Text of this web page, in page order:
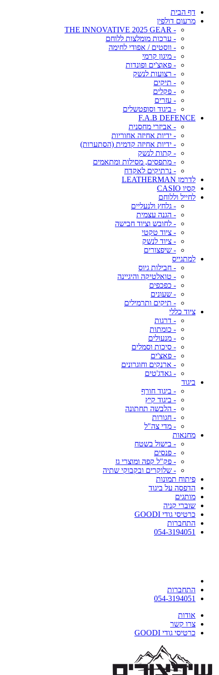
דף הבית
מרעום דולפין
- THE INNOVATIVE 2025 GEAR
- ערכות מומלצות ללוחם
- ווסטים / אפודי לחימה
- מיגון קרמי
- פאוצ'ים ופונדות
- רצועות לנשק
- תיקים
- פקלים
- עזרים
- ביגוד וסופטשלים
F.A.B DEFENCE
- אביזרי מחסנית
- ידיות אחיזה אחוריות
- ידיות אחיזה קדמית (הסתערות)
- קתות לנשק
- מתפסים, מסילות ומתאמים
- נרתיקים לאקדח
לדרמן LEATHERMAN
קסיו CASIO
לחייל וללוחם
- גלחץ ולנעליים
- הגנה עצמית
- לחובש וציוד חבישה
- ציוד טקטי
- ציוד לנשק
- שיפצורים
למתגייס
- חבילות גיוס
- טואלטיקה והיגיינה
- כפכפים
- שעונים
- תיקים ותרמילים
ציוד כללי
- דרגות
- כומתות
- מנעולים
- סיכות וסמלים
- פאצ'ים
- ארנקים וחוגרונים
- גאדג'טים
ביגוד
- ביגוד חורף
- ביגוד קיץ
- הלבשה תחתונה
- חגורות
- מדי צה"ל
מחנאות
- בישול בשטח
- פנסים
- פק"ל קפה ומוצרי גז
- שלוקרים ובקבוקי שתיה
פיתוח תמונות
הדפסה על ביגוד
מותגים
שוברי קניה
כרטיסי גודי GOODI
התחברות
054-3194051
התחברות
054-3194051
אודות
צרו קשר
כרטיסי גודי GOODI